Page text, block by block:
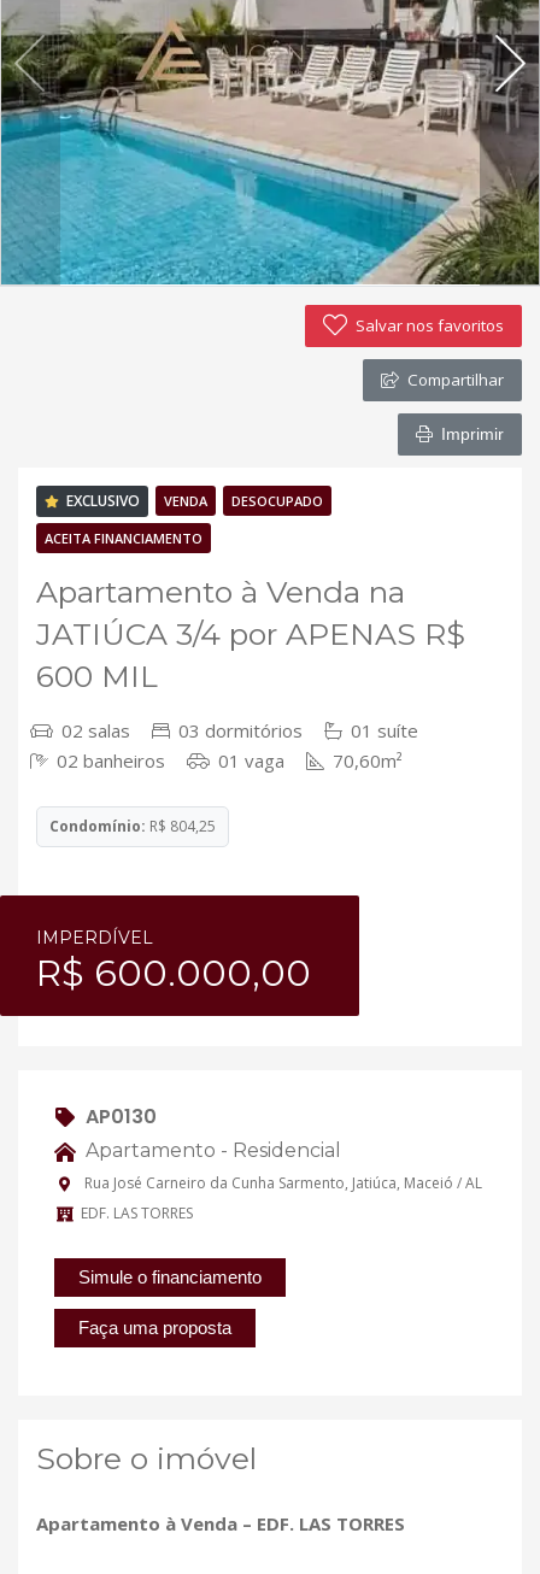
Política de privacidade
Simulador de financiamento
Negocie seu imóvel
Imóveis favoritos
Contato
Salvar nos favoritos
Compartilhar
Imprimir
EXCLUSIVO VENDA DESOCUPADO
ACEITA FINANCIAMENTO
Apartamento à Venda na
JATIÚCA 3/4 por APENAS R$
600 MIL
02 salas 03 dormitórios
01 suíte
02 banheiros
01 vaga 70,60m²
Condomínio: R$ 804,25
IMPERDÍVEL
R$ 600.000,00
AP0130
Apartamento - Residencial
Rua José Carneiro da Cunha Sarmento, Jatiúca, Maceió / AL
EDF. LAS TORRES
Simule o financiamento
Faça uma proposta
Sobre o imóvel
Apartamento à Venda – EDF. LAS TORRES